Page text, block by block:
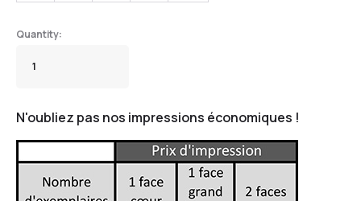
N'oubliez pas nos impressions économiques !